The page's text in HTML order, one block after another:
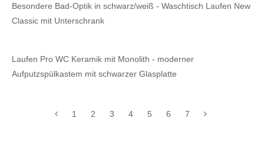
Besondere Bad-Optik in schwarz/weiß - Waschtisch Laufen New
Classic mit Unterschrank
Laufen Pro WC Keramik mit Monolith - moderner
Aufputzspülkastem mit schwarzer Glasplatte
1 2 3 4 5 6 7